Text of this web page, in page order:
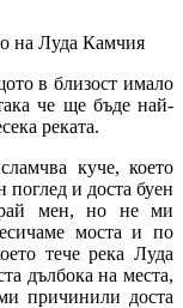
в близост имало
че ще бъде най-
реката.
куче, което
и доста буен
мен, но не ми
моста и по
тече река Луда
дълбока на места,
причинили доста